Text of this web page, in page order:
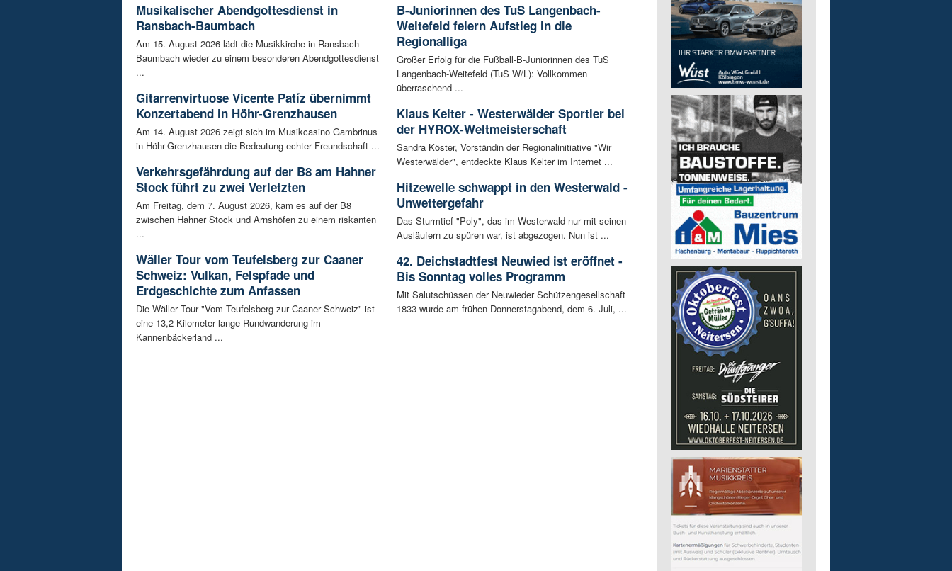
Musikalischer Abendgottesdienst in
Ransbach-Baumbach
Am 15. August 2026 lädt die Musikkirche in Ransbach-
Baumbach wieder zu einem besonderen Abendgottesdienst
...
Gitarrenvirtuose Vicente Patíz übernimmt
Konzertabend in Höhr-Grenzhausen
Am 14. August 2026 zeigt sich im Musikcasino Gambrinus
in Höhr-Grenzhausen die Bedeutung echter Freundschaft ...
Verkehrsgefährdung auf der B8 am Hahner
Stock führt zu zwei Verletzten
Am Freitag, dem 7. August 2026, kam es auf der B8
zwischen Hahner Stock und Arnshöfen zu einem riskanten
...
Wäller Tour vom Teufelsberg zur Caaner
Schweiz: Vulkan, Felspfade und
Erdgeschichte zum Anfassen
Die Wäller Tour "Vom Teufelsberg zur Caaner Schweiz" ist
eine 13,2 Kilometer lange Rundwanderung im
Kannenbäckerland ...
B-Juniorinnen des TuS Langenbach-
Weitefeld feiern Aufstieg in die
Regionalliga
Großer Erfolg für die Fußball-B-Juniorinnen des TuS
Langenbach-Weitefeld (TuS W/L): Vollkommen
überraschend ...
Klaus Kelter - Westerwälder Sportler bei
der HYROX-Weltmeisterschaft
Sandra Köster, Vorständin der Regionalinitiative "Wir
Westerwälder", entdeckte Klaus Kelter im Internet ...
Hitzewelle schwappt in den Westerwald -
Unwettergefahr
Das Sturmtief "Poly", das im Westerwald nur mit seinen
Ausläufern zu spüren war, ist abgezogen. Nun ist ...
42. Deichstadtfest Neuwied ist eröffnet -
Bis Sonntag volles Programm
Mit Salutschüssen der Neuwieder Schützengesellschaft
1833 wurde am frühen Donnerstagabend, dem 6. Juli, ...